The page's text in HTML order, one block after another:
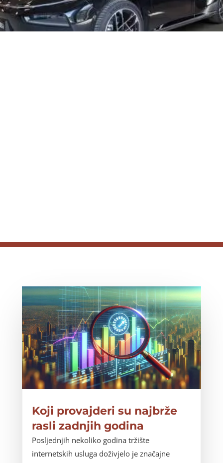
Koji provajderi su najbrže
rasli zadnjih godina
Posljednjih nekoliko godina tržište
internetskih usluga doživjelo je značajne